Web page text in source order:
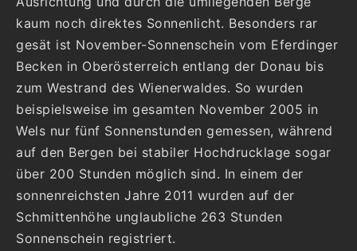
kaum noch direktes Sonnenlicht. Besonders rar
gesät ist November-Sonnenschein vom Eferdinger
Becken in Oberösterreich entlang der Donau bis
zum Westrand des Wienerwaldes. So wurden
beispielsweise im gesamten November 2005 in
Wels nur fünf Sonnenstunden gemessen, während
auf den Bergen bei stabiler Hochdrucklage sogar
über 200 Stunden möglich sind. In einem der
sonnenreichsten Jahre 2011 wurden auf der
Schmittenhöhe unglaubliche 263 Stunden
Sonnenschein registriert.